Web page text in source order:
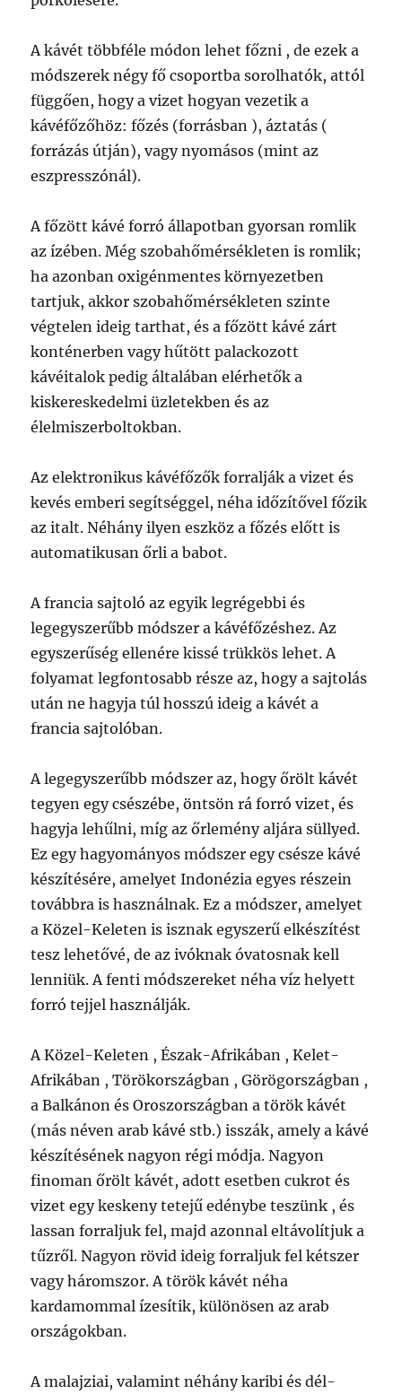
A kávét többféle módon lehet főzni , de ezek a
módszerek négy fő csoportba sorolhatók, attól
függően, hogy a vizet hogyan vezetik a
kávéfőzőhöz: főzés (forrásban ), áztatás (
forrázás útján), vagy nyomásos (mint az
eszpresszónál).
A főzött kávé forró állapotban gyorsan romlik
az ízében. Még szobahőmérsékleten is romlik;
ha azonban oxigénmentes környezetben
tartjuk, akkor szobahőmérsékleten szinte
végtelen ideig tarthat, és a főzött kávé zárt
konténerben vagy hűtött palackozott
kávéitalok pedig általában elérhetők a
kiskereskedelmi üzletekben és az
élelmiszerboltokban.
Az elektronikus kávéfőzők forralják a vizet és
kevés emberi segítséggel, néha időzítővel főzik
az italt. Néhány ilyen eszköz a főzés előtt is
automatikusan őrli a babot.
A francia sajtoló az egyik legrégebbi és
legegyszerűbb módszer a kávéfőzéshez. Az
egyszerűség ellenére kissé trükkös lehet. A
folyamat legfontosabb része az, hogy a sajtolás
után ne hagyja túl hosszú ideig a kávét a
francia sajtolóban.
A legegyszerűbb módszer az, hogy őrölt kávét
tegyen egy csészébe, öntsön rá forró vizet, és
hagyja lehűlni, míg az őrlemény aljára süllyed.
Ez egy hagyományos módszer egy csésze kávé
készítésére, amelyet Indonézia egyes részein
továbbra is használnak. Ez a módszer, amelyet
a Közel-Keleten is isznak egyszerű elkészítést
tesz lehetővé, de az ivóknak óvatosnak kell
lenniük. A fenti módszereket néha víz helyett
forró tejjel használják.
A Közel-Keleten , Észak-Afrikában , Kelet-
Afrikában , Törökországban , Görögországban ,
a Balkánon és Oroszországban a török ​​kávét
(más néven arab kávé stb.) isszák, amely a kávé
készítésének nagyon régi módja. Nagyon
finoman őrölt kávét, adott esetben cukrot és
vizet egy keskeny tetejű edénybe teszünk , és
lassan forraljuk fel, majd azonnal eltávolítjuk a
tűzről. Nagyon rövid ideig forraljuk fel kétszer
vagy háromszor. A török ​​kávét néha
kardamommal ízesítik, különösen az arab
országokban.
A malajziai, valamint néhány karibi és dél-